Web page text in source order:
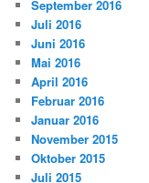
September 2016
Juli 2016
Juni 2016
Mai 2016
April 2016
Februar 2016
Januar 2016
November 2015
Oktober 2015
Juli 2015